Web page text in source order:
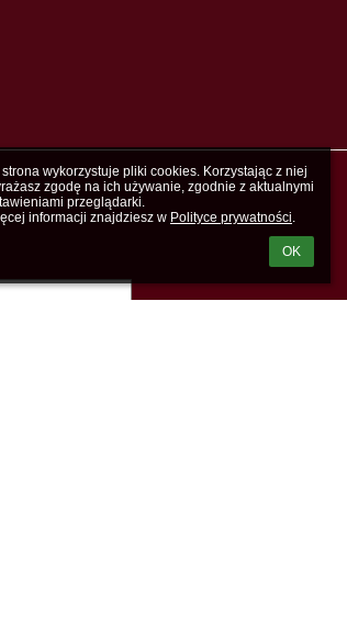
strona wykorzystuje pliki cookies. Korzystając z niej
zgodę na ich używanie, zgodnie z aktualnymi
przeglądarki.
informacji znajdziesz w Polityce prywatności.
OK